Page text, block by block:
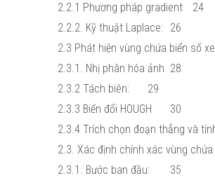
2.2.1 Phương pháp gradient
24
2.2.2. Kỹ thuật Laplace: 26
2.3 Phát hiện vùng chứa biển số xe
2.3.1. Nhị phân hóa ảnh 28
2.3.2 Tách biên:
29
2.3.3 Biến đổi HOUGH
30
2.3.4 Trích chọn đoạn thẳng và
2.3. Xác định chính xác vùng
2.3.1. Bước ban đầu:
35